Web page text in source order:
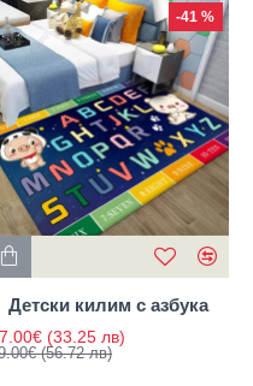
-41 %
Детски килим с азбука
(33.25 лв)
(56.72 лв)